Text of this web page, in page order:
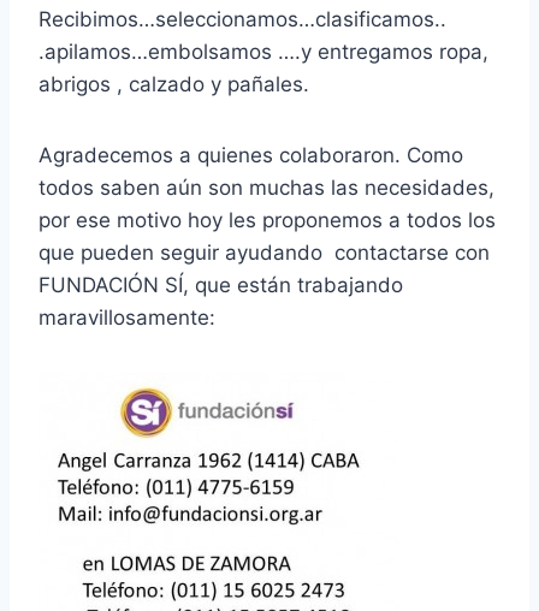
Recibimos…seleccionamos…clasificamos..
.apilamos…embolsamos ….y entregamos ropa,
abrigos , calzado y pañales.
Agradecemos a quienes colaboraron. Como
todos saben aún son muchas las necesidades,
por ese motivo hoy les proponemos a todos los
que pueden seguir ayudando contactarse con
FUNDACIÓN SÍ, que están trabajando
maravillosamente: